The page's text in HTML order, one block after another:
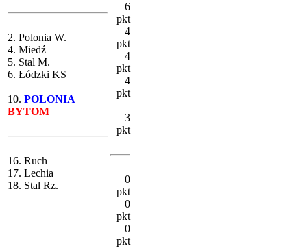
2. Polonia W.
4. Miedź
5. Stal M.
6. Łódzki KS
10. POLONIA
BYTOM
16. Ruch
17. Lechia
18. Stal Rz.
6
pkt
4
pkt
4
pkt
4
pkt
3
pkt
0
pkt
0
pkt
0
pkt